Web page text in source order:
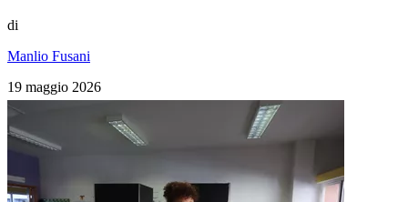
di
Manlio Fusani
19 maggio 2026